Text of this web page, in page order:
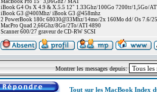
MacBook Pro 15" 3,06Ghz / MAT
iBook G4 Os X 4.9 & X.5.5 12" 1.33Ghz/100Go 7200tr/1,5Go/
iBook G3 @400Mhz/ iBook G3 @458mhz
2 PowerBook 180c 68030@33Mhz/14mo/2x 160Mo dd/ Os 7.6/
MacPro Quad 2,66Ghz/8Go/2To/ATI 4890
Scanner 600/27 graveur de CD-RW SCSI
Montrer les messages depuis:
Tout sur les MacBook Index